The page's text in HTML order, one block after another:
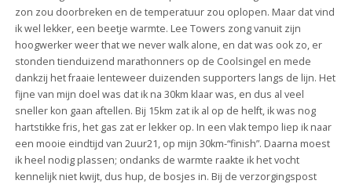
zon zou doorbreken en de temperatuur zou oplopen. Maar dat vind
ik wel lekker, een beetje warmte. Lee Towers zong vanuit zijn
hoogwerker weer that we never walk alone, en dat was ook zo, er
stonden tienduizend marathonners op de Coolsingel en mede
dankzij het fraaie lenteweer duizenden supporters langs de lijn. Het
fijne van mijn doel was dat ik na 30km klaar was, en dus al veel
sneller kon gaan aftellen. Bij 15km zat ik al op de helft, ik was nog
hartstikke fris, het gas zat er lekker op. In een vlak tempo liep ik naar
een mooie eindtijd van 2uur21, op mijn 30km-“finish”. Daarna moest
ik heel nodig plassen; ondanks de warmte raakte ik het vocht
kennelijk niet kwijt, dus hup, de bosjes in. Bij de verzorgingspost